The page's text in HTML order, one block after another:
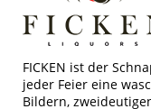
FICKEN ist der
jeder Feier eine
Bildern,